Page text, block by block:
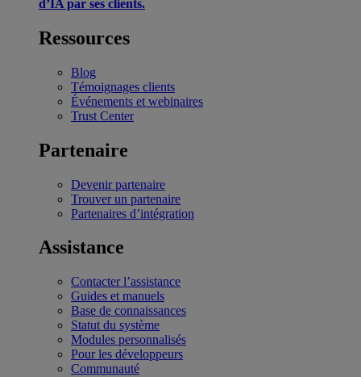
d’IA par ses clients.
Ressources
Blog
Témoignages clients
Événements et webinaires
Trust Center
Partenaire
Devenir partenaire
Trouver un partenaire
Partenaires d’intégration
Assistance
Contacter l’assistance
Guides et manuels
Base de connaissances
Statut du système
Modules personnalisés
Pour les développeurs
Communauté